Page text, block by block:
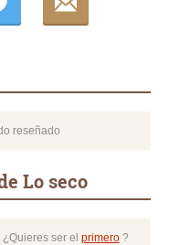
reseñado
Lo seco
ser el primero?